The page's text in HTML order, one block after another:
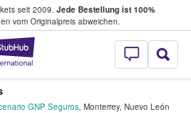
seit 2009. Jede Bestellung ist 100%
vom Originalpreis abweichen.
StubHub - Wo
verkaufen
GNP Seguros, Monterrey, Nuevo León